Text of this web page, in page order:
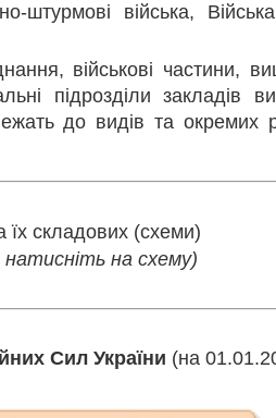
війська,
військові частини,
підрозділи закладів
до видів та окремих
їх складових (схеми)
натисніть на схему)
Сил України (на